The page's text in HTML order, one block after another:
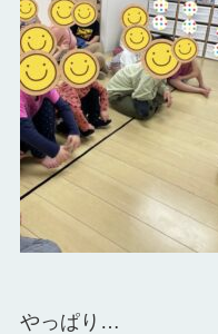
やっぱり…